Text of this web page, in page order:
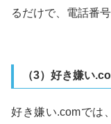
るだけで、電話番
（3）好き嫌い
好き嫌い.comでは